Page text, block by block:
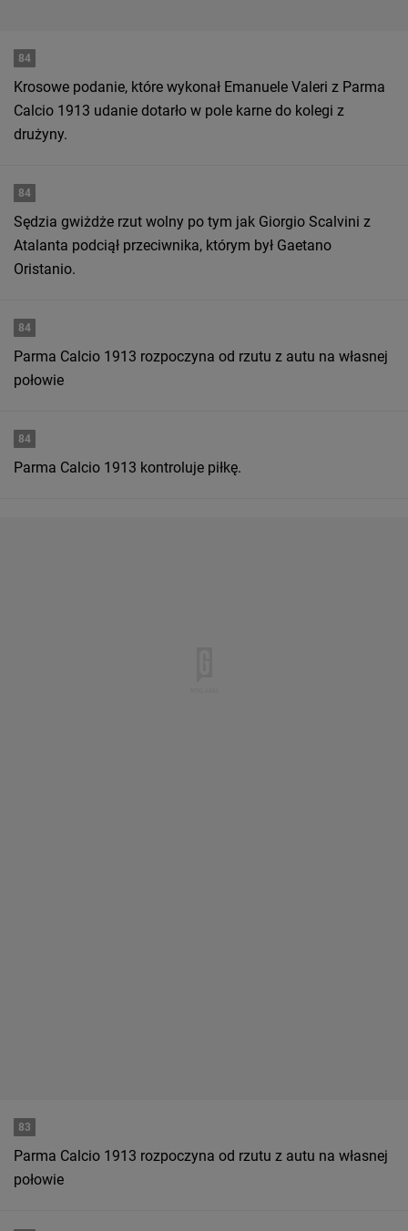
84
Krosowe podanie, które wykonał Emanuele Valeri z Parma
Calcio 1913 udanie dotarło w pole karne do kolegi z
drużyny.
84
Sędzia gwiżdże rzut wolny po tym jak Giorgio Scalvini z
Atalanta podciął przeciwnika, którym był Gaetano
Oristanio.
84
Parma Calcio 1913 rozpoczyna od rzutu z autu na własnej
połowie
84
Parma Calcio 1913 kontroluje piłkę.
83
Parma Calcio 1913 rozpoczyna od rzutu z autu na własnej
połowie